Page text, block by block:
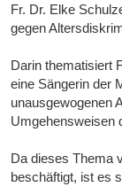
Fr. Dr. Elke
gegen
Darin thematisiert
eine Sängerin der
unausgewogenen
Umgehensweisen
Da dieses Thema
beschäftigt, ist es